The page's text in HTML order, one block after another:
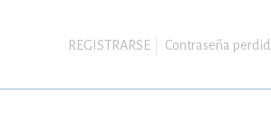
REGISTRARSE Contraseña